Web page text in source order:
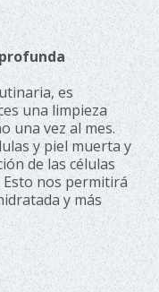
es
una limpieza
una vez al mes.
y piel muerta y
de las células
nos permitirá
y más